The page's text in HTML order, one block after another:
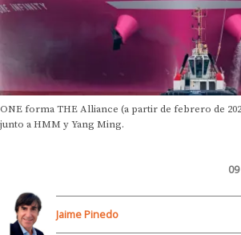
ONE forma THE Alliance (a partir de febrero de
junto a HMM y Yang Ming.
Jaime Pinedo